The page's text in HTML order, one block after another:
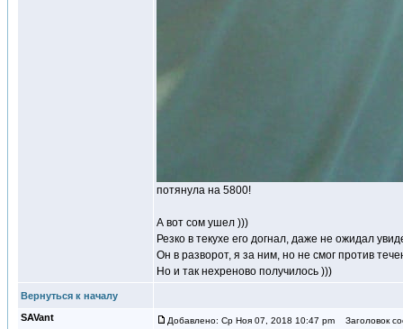
потянула на 5800!
А вот сом ушел )))
Резко в текухе его догнал, даже не ожидал
Он в разворот, я за ним, но не смог против
Но и так нехреново получилось )))
Вернуться к началу
SAVant
Добавлено: Ср Ноя 07, 2018 10:47 pm Заголовок